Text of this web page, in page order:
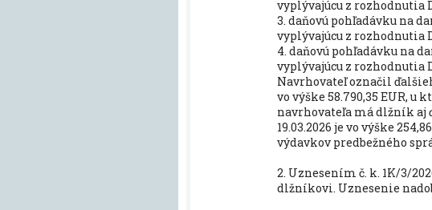
vyplývajúcu z rozhodnutia
3. daňovú pohľadávku na
vyplývajúcu z rozhodnutia
4. daňovú pohľadávku na
vyplývajúcu z rozhodnutia
Navrhovateľ označil
vo výške 58.790,35 EUR,
navrhovateľa má dlžník aj
19.03.2026 je vo výške
výdavkov predbežného
2. Uznesením č. k. 1K/3/
dlžníkovi. Uznesenie